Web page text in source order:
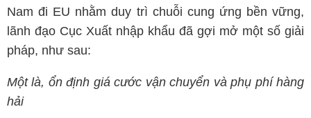
Nam đi EU nhằm duy trì chuỗi cung ứng bền vững,
lãnh đạo Cục Xuất nhập khẩu đã gợi mở một số giải
pháp, như sau:
Một là, ổn định giá cước vận chuyển và phụ phí hàng
hải